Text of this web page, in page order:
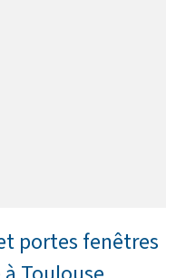
portes fenêtres